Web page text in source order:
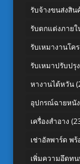
รับจ้างขนส่งสิน
รับตกแต่งภายใ
รับเหมางานโค
รับเหมาปรับป
หางานไต้หวัน
อุปกรณ์ฉายหนั
เครื่องสำอาง
เช่าอัลพาร์ด พ
เพิ่มความอึดท